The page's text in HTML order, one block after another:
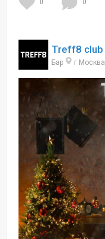
0 0
Treff8 club
Бар г Москва